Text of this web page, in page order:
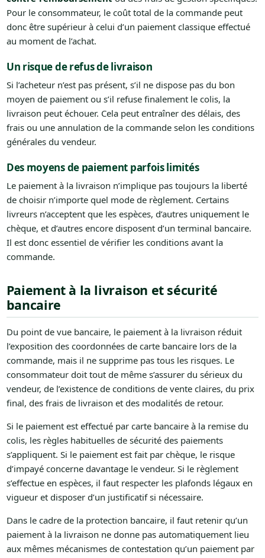
Pour le consommateur, le coût total de la commande peut
donc être supérieur à celui d’un paiement classique effectué
au moment de l’achat.
Un risque de refus de livraison
Si l’acheteur n’est pas présent, s’il ne dispose pas du bon
moyen de paiement ou s’il refuse finalement le colis, la
livraison peut échouer. Cela peut entraîner des délais, des
frais ou une annulation de la commande selon les conditions
générales du vendeur.
Des moyens de paiement parfois limités
Le paiement à la livraison n’implique pas toujours la liberté
de choisir n’importe quel mode de règlement. Certains
livreurs n’acceptent que les espèces, d’autres uniquement le
chèque, et d’autres encore disposent d’un terminal bancaire.
Il est donc essentiel de vérifier les conditions avant la
commande.
Paiement à la livraison et sécurité
bancaire
Du point de vue bancaire, le paiement à la livraison réduit
l’exposition des coordonnées de carte bancaire lors de la
commande, mais il ne supprime pas tous les risques. Le
consommateur doit tout de même s’assurer du sérieux du
vendeur, de l’existence de conditions de vente claires, du prix
final, des frais de livraison et des modalités de retour.
Si le paiement est effectué par carte bancaire à la remise du
colis, les règles habituelles de sécurité des paiements
s’appliquent. Si le paiement est fait par chèque, le risque
d’impayé concerne davantage le vendeur. Si le règlement
s’effectue en espèces, il faut respecter les plafonds légaux en
vigueur et disposer d’un justificatif si nécessaire.
Dans le cadre de la protection bancaire, il faut retenir qu’un
paiement à la livraison ne donne pas automatiquement lieu
aux mêmes mécanismes de contestation qu’un paiement par